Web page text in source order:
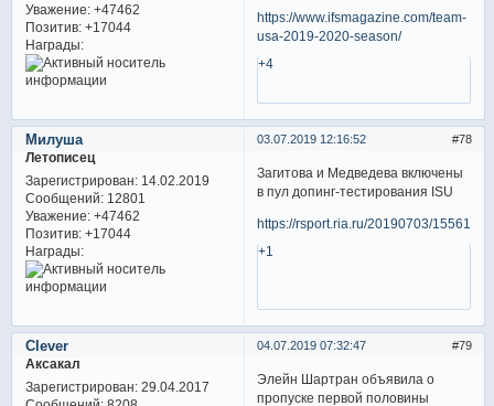
Уважение: +47462
Позитив: +17044
Награды:
https://www.ifsmagazine.com/team-
usa-2019-2020-season/
+4
78
03.07.2019 12:16:52
Милуша
Летописец
Зарегистрирован: 14.02.2019
Сообщений:12801
Уважение: +47462
Позитив: +17044
Награды:
Загитова и Медведева включены
в пул допинг-тестирования ISU
https://rsport.ria.ru/20190703/
+1
79
04.07.2019 07:32:47
Clever
Аксакал
Зарегистрирован: 29.04.2017
Элейн Шартран объявила о
пропуске первой половины